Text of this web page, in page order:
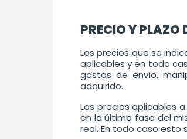
PRECIO Y PLAZO
Los precios que se
aplicables y en todo
gastos de envío,
adquirido.
Los precios aplicables
en la última fase del
real. En todo caso esto